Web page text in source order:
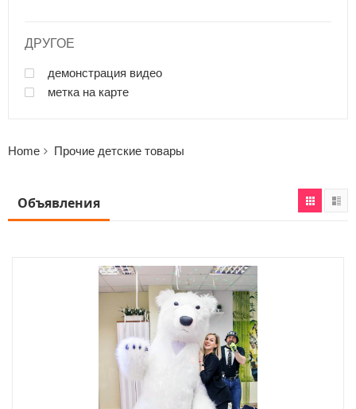
ДРУГОЕ
демонстрация видео
метка на карте
Home Прочие детские товары
Объявления